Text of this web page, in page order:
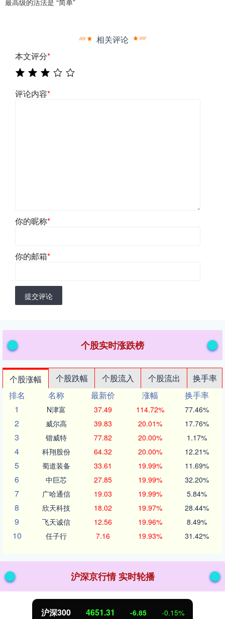
最高级的活法是 “简单”
相关评论
本文评分*
评论内容*
你的昵称*
你的邮箱*
提交评论
个股实时涨跌榜
个股涨幅 个股跌幅 个股流入 个股流出
换手率
排名
名称 最新价 涨幅
换手率
1
N津富 37.49 114.72% 77.46%
2 威尔高 39.83 20.01% 17.76%
3 锴威特 77.82 20.00% 1.17%
4 科翔股份 64.32 20.00% 12.21%
5 蜀道装备 33.61 19.99% 11.69%
6 中巨芯 27.85 19.99% 32.20%
7 广哈通信 19.03 19.99% 5.84%
8 欣天科技 18.02 19.97% 28.44%
9 飞天诚信 12.56 19.96% 8.49%
10 任子行 7.16 19.93% 31.42%
沪深京行情 实时轮播
北证50 1122.88